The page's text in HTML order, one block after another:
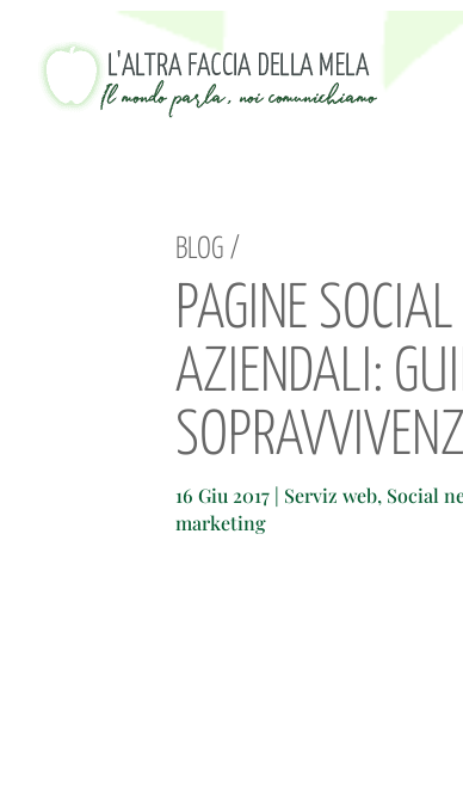
BLOG /
PAGINE SOCIAL
AZIENDALI:
16 Giu 2017 | Serviz web, Social
marketing